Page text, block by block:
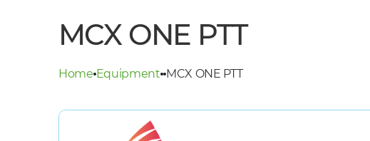
MCX ONE PTT
Home Equipment MCX ONE PTT